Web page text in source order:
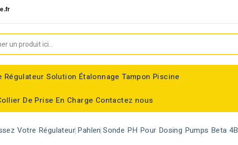
Régulateur Solution Étalonnage Tampon Piscine
De Prise En Charge Contactez nous
Votre Régulateur Pahlen Sonde PH Pour Dosing Pumps Beta 4B